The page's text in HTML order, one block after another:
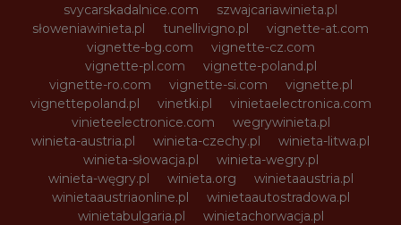
svycarskadalnice.com
szwajcariawinieta.pl
słoweniawinieta.pl
tunellivigno.pl
vignette-at.com
vignette-bg.com
vignette-cz.com
vignette-pl.com
vignette-poland.pl
vignette-ro.com
vignette-si.com
vignette.pl
vignettepoland.pl
vinetki.pl
vinietaelectronica.com
vinieteelectronice.com
wegrywinieta.pl
winieta-austria.pl
winieta-czechy.pl
winieta-litwa.pl
winieta-słowacja.pl
winieta-wegry.pl
winieta-węgry.pl
winieta.org
winietaaustria.pl
winietaaustriaonline.pl
winietaautostradowa.pl
winietabulgaria.pl
winietachorwacja.pl